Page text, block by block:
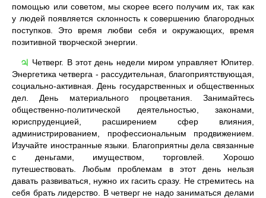
помощью или советом, мы скорее всего получим их, так как
у людей появляется склонность к совершению благородных
поступков. Это время любви себя и окружающих, время
позитивной творческой энергии.
♃
Четверг. В этот день недели миром управляет Юпитер.
Энергетика четверга - рассудительная, благоприятствующая,
социально-активная. День государственных и общественных
дел. День материального процветания. Занимайтесь
общественно-политической деятельностью, законами,
юриспруденцией, расширением сфер влияния,
администрированием, профессиональным продвижением.
Изучайте иностранные языки. Благоприятны дела связанные
с деньгами, имуществом, торговлей. Хорошо
путешествовать. Любым проблемам в этот день нельзя
давать развиваться, нужно их гасить сразу. Не стремитесь на
себя брать лидерство. В четверг не надо заниматься делами